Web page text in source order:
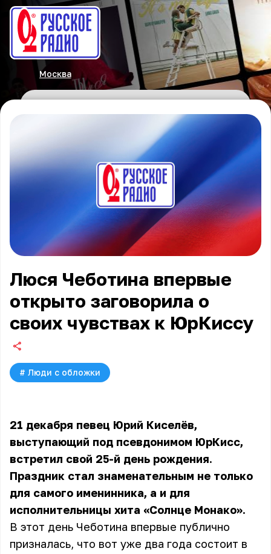
Москва
Люся Чеботина впервые
открыто заговорила о
своих чувствах к ЮрКиссу
# Люди с обложки
21 декабря певец Юрий Киселёв,
выступающий под псевдонимом ЮрКисс,
встретил свой 25-й день рождения.
Праздник стал знаменательным не только
для самого именинника, а и для
исполнительницы хита «Солнце Монако».
В этот день Чеботина впервые публично
призналась, что вот уже два года состоит в